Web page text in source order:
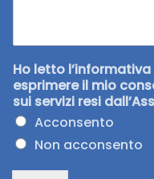
Ho letto
esprimere il mio
sui servizi resi
Acconsento
Non acconsento